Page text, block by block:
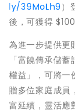
ly/39MoLh9 ）
後，可獲得 $100
為進一步提供更
「富饒傳承儲
權益」，可將一
贈多位家庭成員
富延續，靈活應